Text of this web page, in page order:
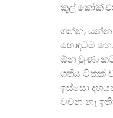
කූල් කෝක්
ගන්න, යන්න
හොඳටම
ඕන වුණා
ගතිය ටිකක්
ඉස්සො
වචන නෑ